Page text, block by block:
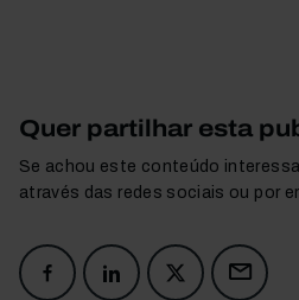
Quer partilhar esta
Se achou este conteúdo
através das redes sociais ou por